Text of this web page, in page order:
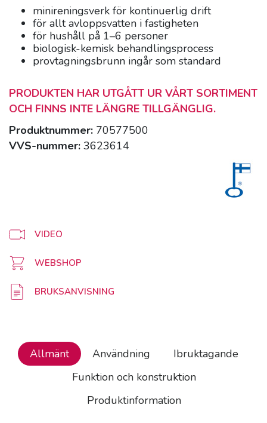
minireningsverk för kontinuerlig drift
för allt avloppsvatten i fastigheten
för hushåll på 1–6 personer
biologisk-kemisk behandlingsprocess
provtagningsbrunn ingår som standard
PRODUKTEN HAR UTGÅTT UR VÅRT SORTIMENT
OCH FINNS INTE LÄNGRE TILLGÄNGLIG.
Produktnummer: 70577500
VVS-nummer: 3623614
VIDEO
WEBSHOP
BRUKSANVISNING
Allmänt Användning
Ibruktagande
Funktion och konstruktion
Produktinformation